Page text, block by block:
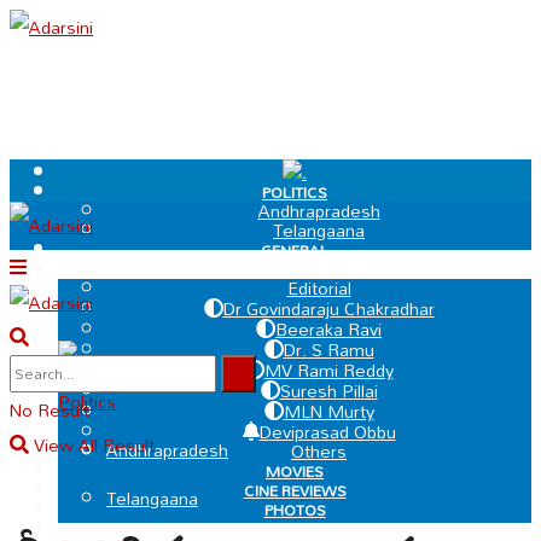
.
POLITICS
Andhrapradesh
Telangaana
GENERAL
Editorial
Dr Govindaraju Chakradhar
Beeraka Ravi
Dr. S Ramu
MV Rami Reddy
Suresh Pillai
MLN Murty
Deviprasad Obbu
Others
MOVIES
CINE REVIEWS
PHOTOS
VIDEOS
.
Politics
Andhrapradesh
Telangaana
No Result
View All Result